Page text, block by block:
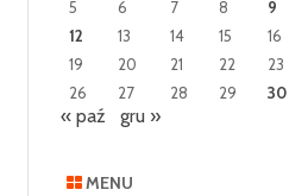
5
6 7 8 9
12
13 14 15 16
19
20 21 22 23
26
27 28 29 30
« paź gru »
MENU